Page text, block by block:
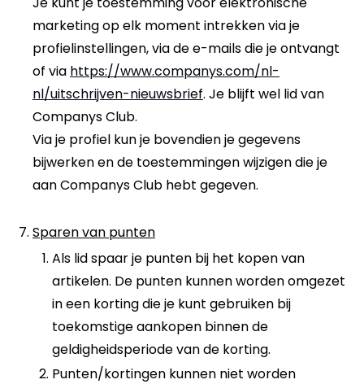
marketing op elk moment intrekken via je
profielinstellingen, via de e-mails die je ontvangt
of via https://www.companys.com/nl-
nl/uitschrijven-nieuwsbrief. Je blijft wel lid van
Companys Club.
Via je profiel kun je bovendien je gegevens
bijwerken en de toestemmingen wijzigen die je
aan Companys Club hebt gegeven.
Sparen van punten
Als lid spaar je punten bij het kopen van
artikelen. De punten kunnen worden omgezet
in een korting die je kunt gebruiken bij
toekomstige aankopen binnen de
geldigheidsperiode van de korting.
Punten/kortingen kunnen niet worden